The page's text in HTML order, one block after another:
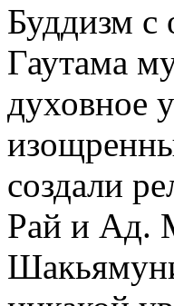
Буддизм с
Гаутама
духовное
создали
Рай и Ад.